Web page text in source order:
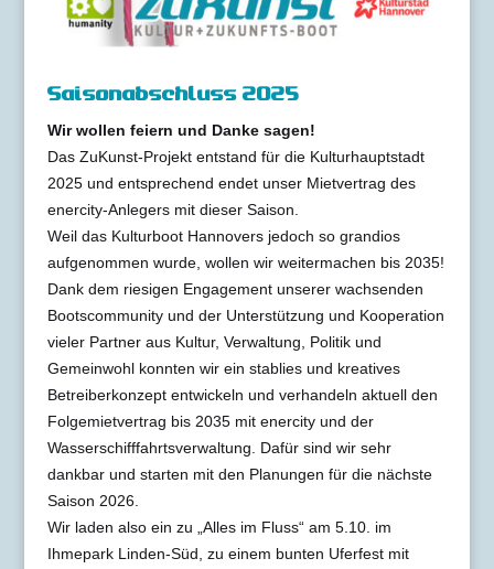
Saisonabschluss 2025
Wir wollen feiern und Danke sagen!
Das ZuKunst-Projekt entstand für die Kulturhauptstadt
2025 und entsprechend endet unser Mietvertrag des
enercity-Anlegers mit dieser Saison.
Weil das Kulturboot Hannovers jedoch so grandios
aufgenommen wurde, wollen wir weitermachen bis 2035!
Dank dem riesigen Engagement unserer wachsenden
Bootscommunity und der Unterstützung und Kooperation
vieler Partner aus Kultur, Verwaltung, Politik und
Gemeinwohl konnten wir ein stablies und kreatives
Betreiberkonzept entwickeln und verhandeln aktuell den
Folgemietvertrag bis 2035 mit enercity und der
Wasserschifffahrtsverwaltung. Dafür sind wir sehr
dankbar und starten mit den Planungen für die nächste
Saison 2026.
Wir laden also ein zu „Alles im Fluss“ am 5.10. im
Ihmepark Linden-Süd, zu einem bunten Uferfest mit